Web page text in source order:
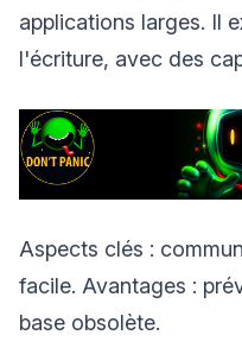
applications larges. Il
l'écriture, avec des
Aspects clés :
facile. Avantages :
base obsolète.